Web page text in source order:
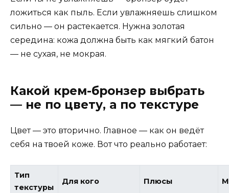
ложиться как пыль. Если увлажняешь слишком
сильно — он растекается. Нужна золотая
середина: кожа должна быть как мягкий батон
— не сухая, не мокрая.
Какой крем-бронзер выбрать
— не по цвету, а по текстуре
Цвет — это вторично. Главное — как он ведёт
себя на твоей коже. Вот что реально работает:
Тип
текстуры
Для кого Плюсы